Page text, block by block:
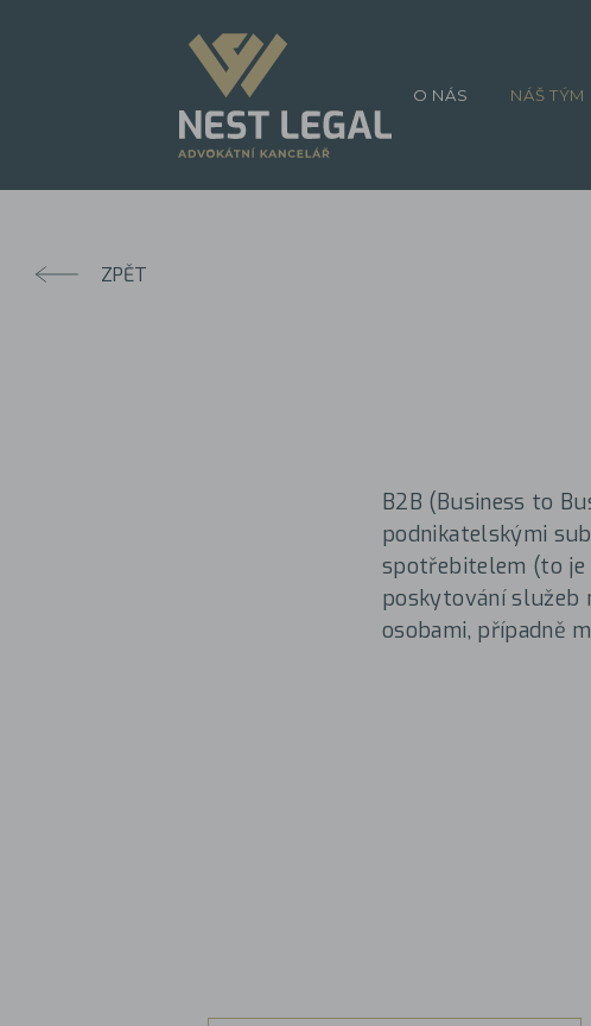
ZPĚT
B2B (Business to
podnikatelskými
spotřebitelem (to je
poskytování služeb
osobami, případně
O NÁS NÁŠ TÝM